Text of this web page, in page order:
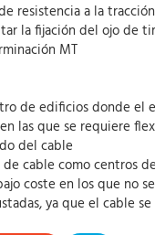
resistencia a la
la fijación del ojo de
MT
de edificios donde el
las que se requiere
del cable
cable como centros
coste en los que no
ya que el cable